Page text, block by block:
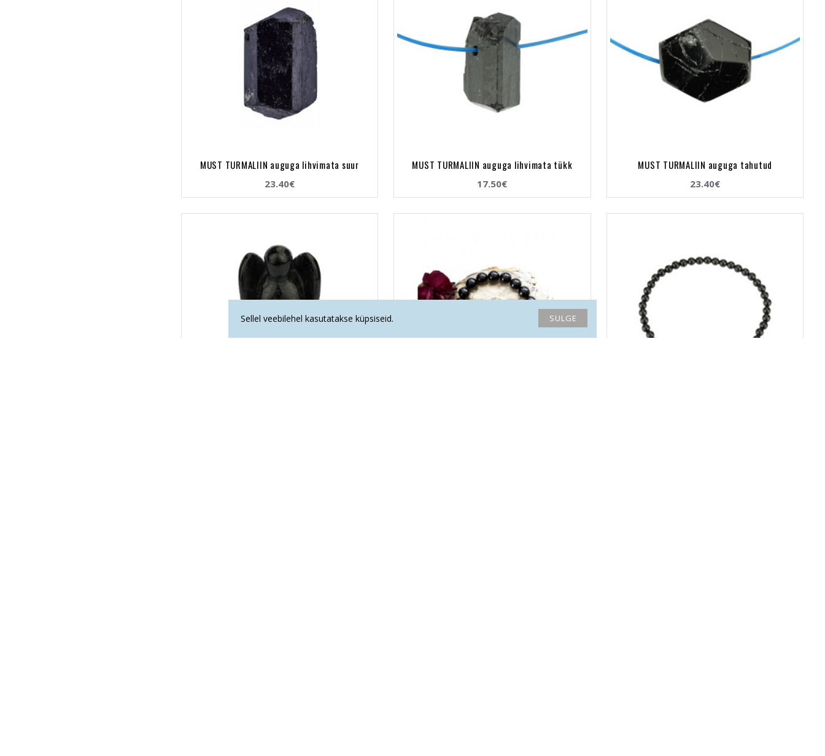
MUST TURMALIIN auguga lihvimata suur
23.40€
MUST TURMALIIN auguga lihvimata tükk
17.50€
MUST TURMALIIN auguga tahutud
23.40€
SULGE
Sellel veebilehel kasutatakse küpsiseid.